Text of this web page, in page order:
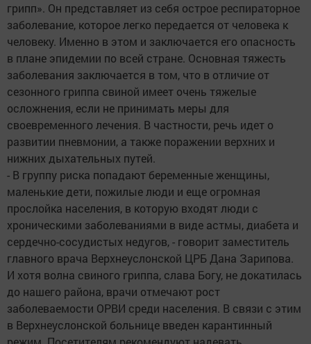
грипп». Он представляет из себя острое респираторное
заболевание, которое легко передается от человека к
человеку. Именно в этом и заключается его опасность
в плане эпидемии по всей стране. Основная тяжесть
заболевания заключается в том, что в отличие от
сезонного гриппа свиной имеет очень тяжелые
осложнения, если не принимать меры для
своевременного лечения. В частности, речь идет о
развитии пневмонии, а также поражении верхних и
нижних дыхательных путей.
- В группу риска попадают беременные женщины,
маленькие дети, пожилые люди и еще огромная
прослойка населения, в которую входят люди с
хроническими заболеваниями в виде астмы, диабета и
сердечно-сосудистых недугов, - говорит заместитель
главного врача Верхнеуслонской ЦРБ Дана Зарипова.
И хотя волна свиного гриппа, слава Богу, не докатилась
до нашего района, врачи отмечают рост
заболеваемости ОРВИ среди населения. В связи с этим
в Верхнеуслонской больнице введен карантинный